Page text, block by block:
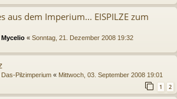
aus dem Imperium... EISPILZE zum
Mycelio « Sonntag, 21. Dezember 2008 19:32
Das-Pilzimperium « Mittwoch, 03. September 2008 19:01
1 2